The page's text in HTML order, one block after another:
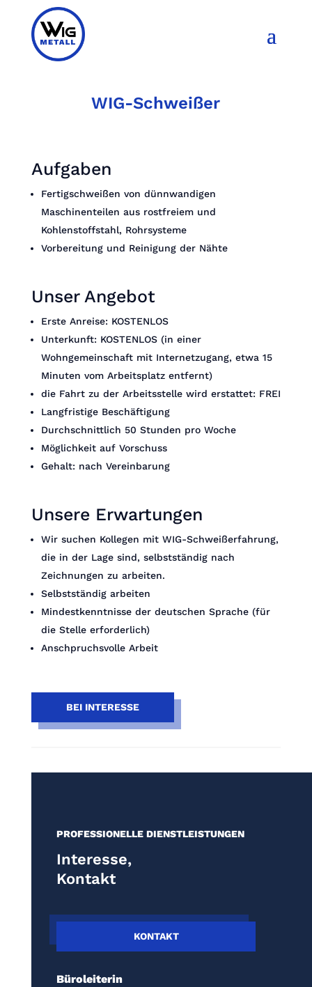
WIG-Schweißer
Aufgaben
Fertigschweißen von dünnwandigen
Maschinenteilen aus rostfreiem und
Kohlenstoffstahl, Rohrsysteme
Vorbereitung und Reinigung der Nähte
Unser Angebot
Erste Anreise: KOSTENLOS
Unterkunft: KOSTENLOS (in einer
Wohngemeinschaft mit Internetzugang, etwa 15
Minuten vom Arbeitsplatz entfernt)
die Fahrt zu der Arbeitsstelle wird erstattet: FREI
Langfristige Beschäftigung
Durchschnittlich 50 Stunden pro Woche
Möglichkeit auf Vorschuss
Gehalt: nach Vereinbarung
Unsere Erwartungen
Wir suchen Kollegen mit WIG-Schweißerfahrung,
die in der Lage sind, selbstständig nach
Zeichnungen zu arbeiten.
Selbstständig arbeiten
Mindestkenntnisse der deutschen Sprache (für
die Stelle erforderlich)
Anschpruchsvolle Arbeit
BEI INTERESSE
PROFESSIONELLE DIENSTLEISTUNGEN
Interesse,
Kontakt
KONTAKT
Büroleiterin